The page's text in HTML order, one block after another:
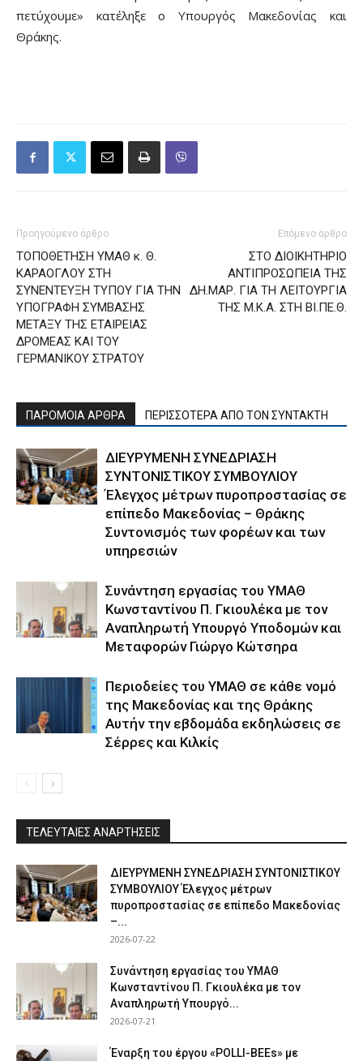
πετύχουμε» κατέληξε ο Υπουργός Μακεδονίας και
Θράκης.
Προηγούμενο άρθρο
ΤΟΠΟΘΕΤΗΣΗ ΥΜΑΘ κ. Θ.
ΚΑΡΑΟΓΛΟΥ ΣΤΗ
ΣΥΝΕΝΤΕΥΞΗ ΤΥΠΟΥ ΓΙΑ ΤΗΝ
ΥΠΟΓΡΑΦΗ ΣΥΜΒΑΣΗΣ
ΜΕΤΑΞΥ ΤΗΣ ΕΤΑΙΡΕΙΑΣ
ΔΡΟΜΕΑΣ ΚΑΙ ΤΟΥ
ΓΕΡΜΑΝΙΚΟΥ ΣΤΡΑΤΟΥ
Επόμενο άρθρο
ΣΤΟ ΔΙΟΙΚΗΤΗΡΙΟ
ΑΝΤΙΠΡΟΣΩΠΕΙΑ ΤΗΣ
ΔΗ.ΜΑΡ. ΓΙΑ ΤΗ ΛΕΙΤΟΥΡΓΙΑ
ΤΗΣ Μ.Κ.Α. ΣΤΗ ΒΙ.ΠΕ.Θ.
ΠΑΡΟΜΟΙΑ ΑΡΘΡΑ ΠΕΡΙΣΣΟΤΕΡΑ ΑΠΟ ΤΟΝ ΣΥΝΤΑΚΤΗ
ΔΙΕΥΡΥΜΕΝΗ ΣΥΝΕΔΡΙΑΣΗ
ΣΥΝΤΟΝΙΣΤΙΚΟΥ ΣΥΜΒΟΥΛΙΟΥ
Έλεγχος μέτρων πυροπροστασίας σε
επίπεδο Μακεδονίας – Θράκης
Συντονισμός των φορέων και των
υπηρεσιών
Συνάντηση εργασίας του ΥΜΑΘ
Κωνσταντίνου Π. Γκιουλέκα με τον
Αναπληρωτή Υπουργό Υποδομών και
Μεταφορών Γιώργο Κώτσηρα
Περιοδείες του ΥΜΑΘ σε κάθε νομό
της Μακεδονίας και της Θράκης
Αυτήν την εβδομάδα εκδηλώσεις σε
Σέρρες και Κιλκίς
ΤΕΛΕΥΤΑΙΕΣ ΑΝΑΡΤΗΣΕΙΣ
ΔΙΕΥΡΥΜΕΝΗ ΣΥΝΕΔΡΙΑΣΗ ΣΥΝΤΟΝΙΣΤΙΚΟΥ
ΣΥΜΒΟΥΛΙΟΥ Έλεγχος μέτρων
πυροπροστασίας σε επίπεδο Μακεδονίας
–...
2026-07-22
Συνάντηση εργασίας του ΥΜΑΘ
Κωνσταντίνου Π. Γκιουλέκα με τον
Αναπληρωτή Υπουργό...
2026-07-21
Έναρξη του έργου «POLLI-BEEs» με